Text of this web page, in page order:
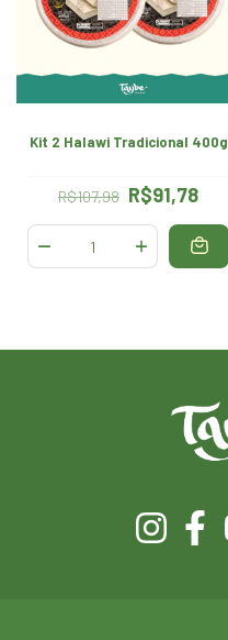
Kit 2 Halawi Tradicional 400g
R$107,98 R$91,78